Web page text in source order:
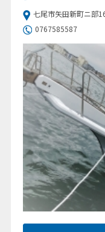
七尾市矢田新町ニ部
0767585587